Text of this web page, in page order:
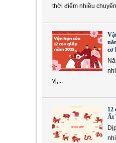
thời điểm nhiều
cơ
vị,...
12
Ất